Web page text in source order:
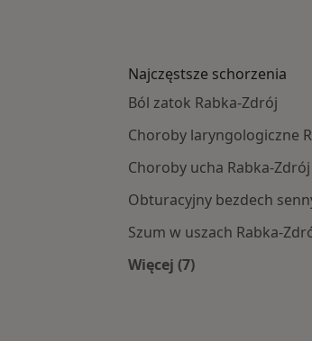
Najczęstsze schorzenia
Ból zatok Rabka-Zdrój
Choroby laryngologiczne
Choroby ucha Rabka-Zdrój
Obturacyjny bezdech
Szum w uszach Rabka-
Więcej (7)